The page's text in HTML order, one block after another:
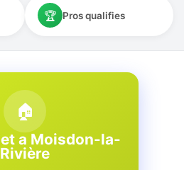
🏆 Pros qualifies
🏠
a Moisdon-la-
Rivière